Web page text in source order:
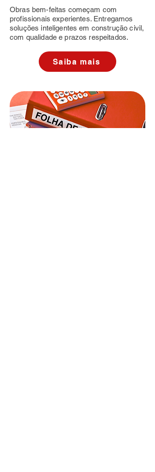
Obras bem-feitas começam com
profissionais experientes. Entregamos
soluções inteligentes em construção civil,
com qualidade e prazos respeitados.
Saiba mais